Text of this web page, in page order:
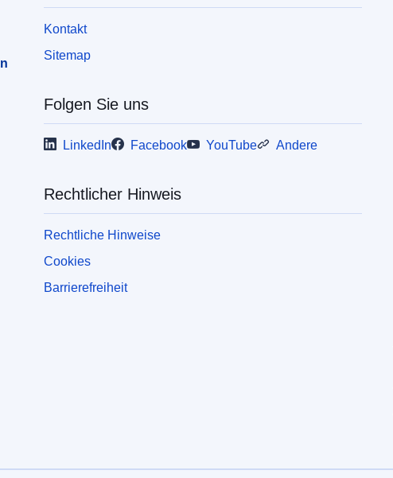
Kontakt
Sitemap
Folgen Sie uns
LinkedIn Facebook YouTube Andere
Rechtlicher Hinweis
Rechtliche Hinweise
Cookies
Barrierefreiheit